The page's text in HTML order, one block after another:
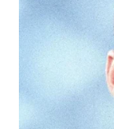
WN
INDRAMAYU